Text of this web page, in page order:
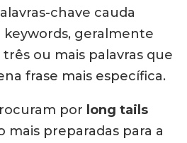
chave cauda
geralmente
ou mais palavras que
frase mais específica.
por long tails
mais preparadas para a